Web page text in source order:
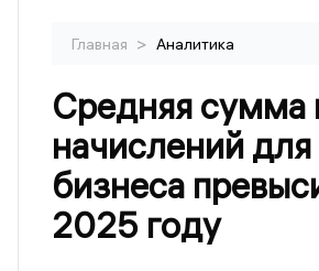
Главная > Аналитика
Средняя сумма
начислений
бизнеса
2025 году